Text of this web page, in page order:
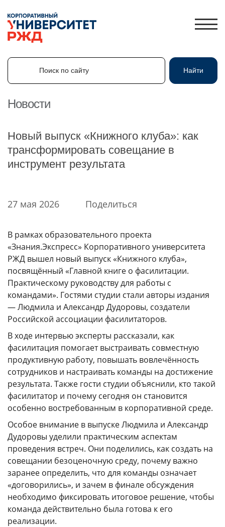
ЗНАНИЯ.ЭКСПРЕСС
HR-ПАРТНЕР
ГОДОВЫЕ ОТЧЕТЫ
История
Команда
Награды
УНИВЕРмаг
Сведения об образовательной организации
Годовые отчеты
Стоимость образовательных услуг
III Форум лидеров корпоративного обучения
России
Каталог программ
Сообщество внутренних тренеров
Контакты
КАМПУСЫ
Щербинка Мясницкая
Владивосток
Поиск по сайту Найти
Новости
Новый выпуск «Книжного клуба»: как
трансформировать совещание в
инструмент результата
27 мая 2026 Поделиться
В рамках образовательного проекта
«Знания.Экспресс» Корпоративного университета
РЖД вышел новый выпуск «Книжного клуба»,
посвящённый «Главной книге о фасилитации.
Практическому руководству для работы с
командами». Гостями студии стали авторы издания
— Людмила и Александр Дудоровы, создатели
Российской ассоциации фасилитаторов.
В ходе интервью эксперты рассказали, как
фасилитация помогает выстраивать совместную
продуктивную работу, повышать вовлечённость
сотрудников и настраивать команды на достижение
результата. Также гости студии объяснили, кто такой
фасилитатор и почему сегодня он становится
особенно востребованным в корпоративной среде.
Особое внимание в выпуске Людмила и Александр
Дудоровы уделили практическим аспектам
проведения встреч. Они поделились, как создать на
совещании безоценочную среду, почему важно
заранее определить, что для команды означает
«договорились», и зачем в финале обсуждения
необходимо фиксировать итоговое решение, чтобы
команда действительно была готова к его
реализации.